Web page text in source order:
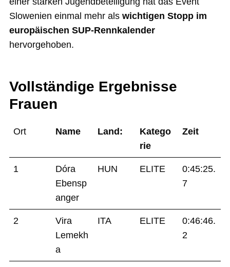
Slowenien einmal mehr als wichtigen Stopp im
europäischen SUP-Rennkalender
hervorgehoben.
Vollständige Ergebnisse
Frauen
Ort Name Land:
Katego
rie
Zeit
1
Dóra
Ebensp
anger
HUN ELITE
0:45:25.
7
2
Vira
Lemekh
a
ITA ELITE
0:46:46.
2